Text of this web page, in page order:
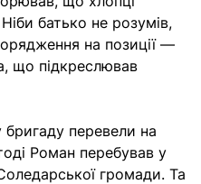
батько не розумів,
на позиції —
що підкреслював
перевели на
Роман перебував у
громади. Та